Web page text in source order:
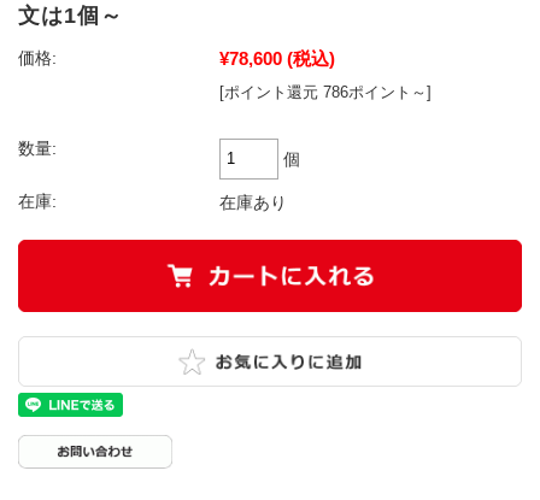
文は1個～
価格: ¥78,600 (税込)
[ポイント還元 786ポイント～]
数量:
個
在庫: 在庫あり